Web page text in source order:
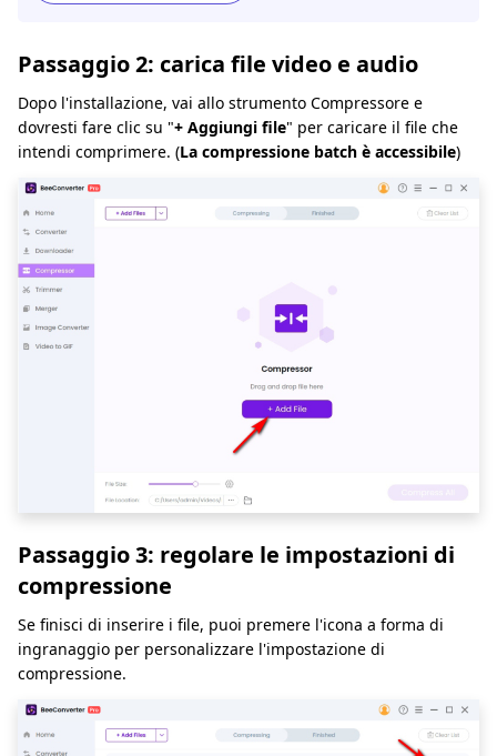
Passaggio 2: carica file video e audio
Dopo l'installazione, vai allo strumento Compressore e
dovresti fare clic su "+ Aggiungi file" per caricare il file che
intendi comprimere. (La compressione batch è accessibile)
Passaggio 3: regolare le impostazioni di
compressione
Se finisci di inserire i file, puoi premere l'icona a forma di
ingranaggio per personalizzare l'impostazione di
compressione.